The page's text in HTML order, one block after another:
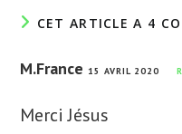
CET ARTICLE A 4
M.France 15 AVRIL 2020
Merci Jésus